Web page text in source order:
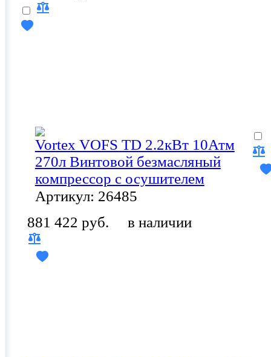
Vortex VOFS TD 2.2кВт 10Атм
270л Винтовой безмасляный
компрессор с осушителем
Артикул: 26485
881 422 руб.
в наличии